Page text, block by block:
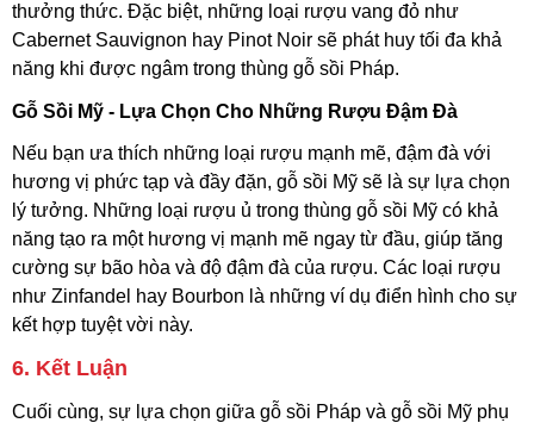
thưởng thức. Đặc biệt, những loại rượu vang đỏ như
Cabernet Sauvignon hay Pinot Noir sẽ phát huy tối đa khả
năng khi được ngâm trong thùng gỗ sồi Pháp.
Gỗ Sồi Mỹ - Lựa Chọn Cho Những Rượu Đậm Đà
Nếu bạn ưa thích những loại rượu mạnh mẽ, đậm đà với
hương vị phức tạp và đầy đặn, gỗ sồi Mỹ sẽ là sự lựa chọn
lý tưởng. Những loại rượu ủ trong thùng gỗ sồi Mỹ có khả
năng tạo ra một hương vị mạnh mẽ ngay từ đầu, giúp tăng
cường sự bão hòa và độ đậm đà của rượu. Các loại rượu
như Zinfandel hay Bourbon là những ví dụ điển hình cho sự
kết hợp tuyệt vời này.
6. Kết Luận
Cuối cùng, sự lựa chọn giữa gỗ sồi Pháp và gỗ sồi Mỹ phụ